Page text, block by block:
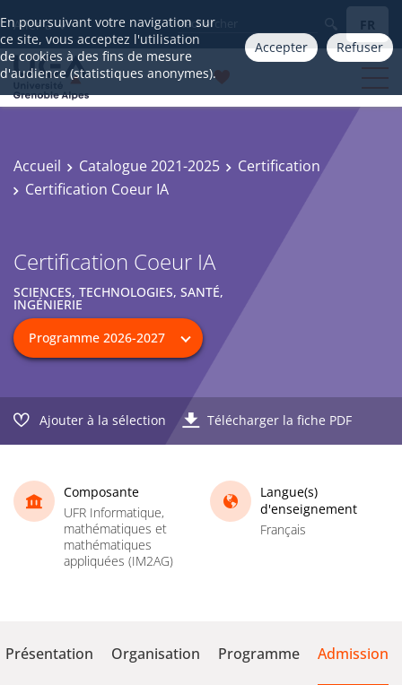
En poursuivant votre navigation sur
ce site, vous acceptez l'utilisation
de cookies à des fins de mesure
d'audience (statistiques anonymes).
Accepter Refuser
Aller à FR
Accueil Catalogue 2021-2025
Certification
Certification Coeur IA
Certification Coeur IA
SCIENCES, TECHNOLOGIES, SANTÉ,
INGÉNIERIE
Ajouter à la sélection Télécharger la fiche PDF
Composante
UFR Informatique,
mathématiques et
mathématiques
appliquées (IM2AG)
Langue(s)
d'enseignement
Français
Présentation Organisation Programme Admission